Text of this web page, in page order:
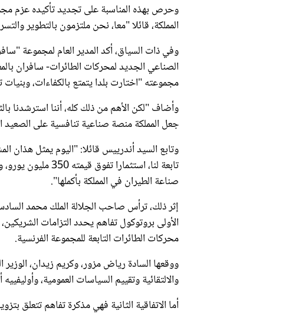
وحرص بهذه المناسبة على تجديد تأكيده عزم
المملكة، قائلا "معا، نحن ملتزمون بالتطوير
وفي ذات السياق، أكد المدير العام لمجموعة
الصناعي الجديد لمحركات الطائرات- سافران
مجموعته "اختارت بلدا يتمتع بالكفاءات،
وأضاف "لكن الأهم من ذلك كله، أننا استرشدنا
جعل المملكة منصة صناعية تنافسية على الصعيد
وتابع السيد أندرييس قائلا: "اليوم يمثل هذان
تابعة لنا،
صناعة الطيران في المملكة بأكملها".
إثر ذلك، ترأس صاحب الجلالة الملك محمد
الأولى بروتوكول تفاهم يحدد التزامات
محركات الطائرات التابعة للمجموعة الفرنسية.
ووقعها السادة رياض مزور، وكريم زيدان،
والالتقائية وتقييم السياسات العمومية،
أما الاتفاقية الثانية فهي مذكرة تفاهم تتعلق